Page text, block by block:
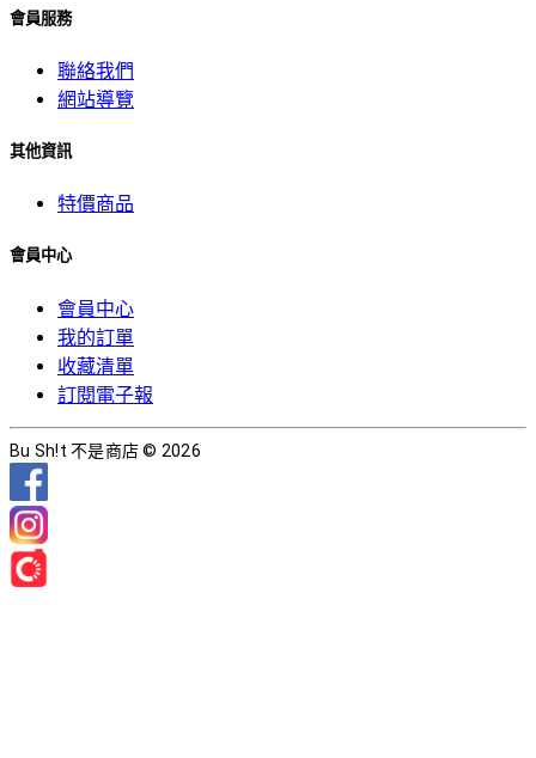
會員服務
聯絡我們
網站導覽
其他資訊
特價商品
會員中心
會員中心
我的訂單
收藏清單
訂閱電子報
Bu Sh!t 不是商店 © 2026